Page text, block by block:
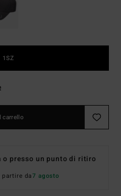
1SZ
carrello
o presso un punto di ritiro
partire da7 agosto